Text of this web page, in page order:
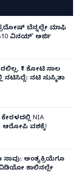
ಬೆನ್ನಲ್ಲೇ ಮಾಫಿ
ವಿನಯ್' ಅರ್ಜಿ!
₹1 ಕೋಟಿ ಸಾಲ
ನಟಿಸಿದ್ದೆ: ನಟಿ ಸುಸ್ಮಿತಾ
NIA
ಆರೋಪಿ ವಶಕ್ಕೆ!
ಸಾವು: ಅಂತ್ಯಕ್ರಿಯೆಗೂ
ಕಾಲಿನಲ್ಲೇ